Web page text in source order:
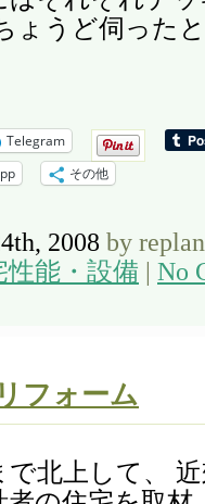
ょうど伺った
Telegram
その他
2008 by
性能・設備 No
フォーム
北上して、